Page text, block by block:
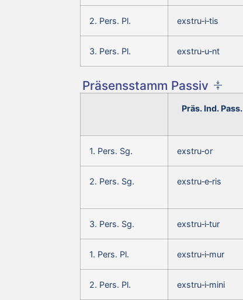
2. Pers. Pl. exstru‑i‑tis
3. Pers. Pl. exstru‑u‑nt
Präsensstamm Passiv
Präs. Ind. Pass.
1. Pers. Sg. exstru‑or
2. Pers. Sg. exstru‑e‑ris
3. Pers. Sg. exstru‑i‑tur
1. Pers. Pl. exstru‑i‑mur
2. Pers. Pl. exstru‑i‑mini